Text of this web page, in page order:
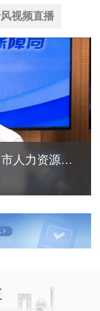
视频直播
2026年6月10日——苏州市人力资源和社会保障局